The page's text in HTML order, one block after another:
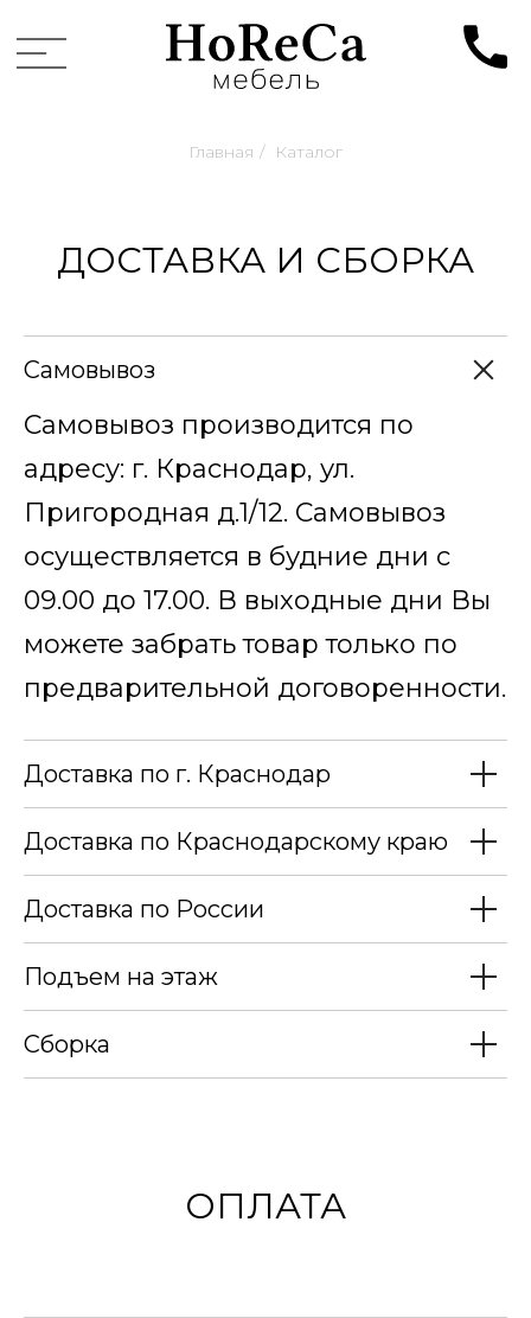
Главная / Каталог
ДОСТАВКА И СБОРКА
Самовывоз
Самовывоз производится по
адресу: г. Краснодар, ул.
Пригородная д.1/12. Самовывоз
осуществляется в будние дни с
09.00 до 17.00. В выходные дни Вы
можете забрать товар только по
предварительной договоренности.
Доставка по г. Краснодар
Доставка по Краснодарскому краю
Доставка по России
Подъем на этаж
Сборка
ОПЛАТА